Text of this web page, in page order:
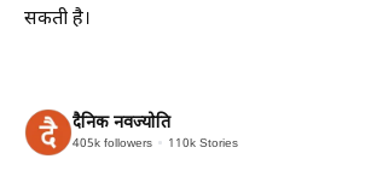
सकती है।
दैनिक नवज्योति
405k followers 110k Stories